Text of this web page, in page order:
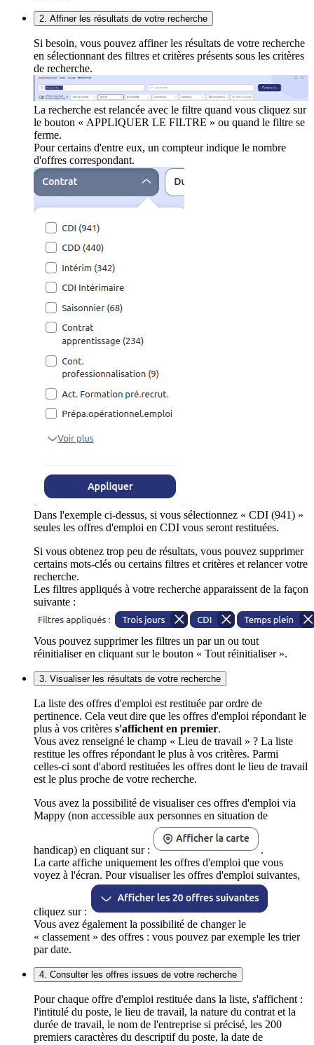
2. Affiner les résultats de votre recherche
Si besoin, vous pouvez affiner les résultats de votre recherche
en sélectionnant des filtres et critères présents sous les critères
de recherche.
La recherche est relancée avec le filtre quand vous cliquez sur
le bouton « APPLIQUER LE FILTRE » ou quand le filtre se
ferme.
Pour certains d'entre eux, un compteur indique le nombre
d'offres correspondant.
Dans l'exemple ci-dessus, si vous sélectionnez « CDI (941) »
seules les offres d'emploi en CDI vous seront restituées.
Si vous obtenez trop peu de résultats, vous pouvez supprimer
certains mots-clés ou certains filtres et critères et relancer votre
recherche.
Les filtres appliqués à votre recherche apparaissent de la façon
suivante :
Vous pouvez supprimer les filtres un par un ou tout
réinitialiser en cliquant sur le bouton « Tout réinitialiser ».
3. Visualiser les résultats de votre recherche
La liste des offres d'emploi est restituée par ordre de
pertinence. Cela veut dire que les offres d'emploi répondant le
plus à vos critères s'affichent en premier.
Vous avez renseigné le champ « Lieu de travail » ? La liste
restitue les offres répondant le plus à vos critères. Parmi
celles-ci sont d'abord restituées les offres dont le lieu de travail
est le plus proche de votre recherche.
Vous avez la possibilité de visualiser ces offres d'emploi via
Mappy (non accessible aux personnes en situation de
handicap) en cliquant sur :
.
La carte affiche uniquement les offres d'emploi que vous
voyez à l'écran. Pour visualiser les offres d'emploi suivantes,
cliquez sur :
Vous avez également la possibilité de changer le
« classement » des offres : vous pouvez par exemple les trier
par date.
4. Consulter les offres issues de votre recherche
Pour chaque offre d'emploi restituée dans la liste, s'affichent :
l'intitulé du poste, le lieu de travail, la nature du contrat et la
durée de travail, le nom de l'entreprise si précisé, les 200
premiers caractères du descriptif du poste, la date de